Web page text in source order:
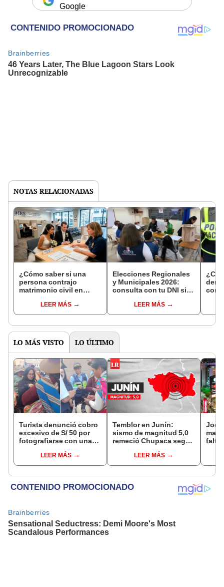
Google
NOTAS RELACIONADAS
¿Cómo saber si una
persona contrajo
matrimonio civil en
LEER MÁS
Elecciones Regionales
y Municipales 2026:
consulta con tu DNI si
de mesa para este 4 de
octubre en el link oficial
LEER MÁS
con
LO MÁS VISTO LO ÚLTIMO
Turista denunció cobro
excesivo de S/ 50 por
fotografiarse con una
Serenazgo recuperó el
dinero
LEER MÁS
Temblor en Junín:
sismo de magnitud 5,0
remeció Chupaca según
LEER MÁS
falta